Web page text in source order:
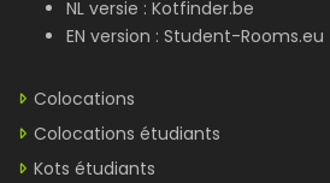
NL versie : Kotfinder.be
EN version : Student-Rooms.eu
Colocations
Colocations étudiants
Kots étudiants